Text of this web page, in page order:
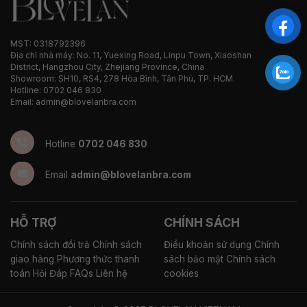
MST: 0318792396
Địa chỉ nhà máy: No. 11, Yuexing Road, Linpu Town, Xiaoshan
District, Hangzhou City, Zhejiang Province, China
Showroom: SH10, RS4, 278 Hòa Bình, Tân Phú, TP. HCM.
Hotline: 0702 046 830
Email: admin@blovelanbra.com
Hotline 0702 046 830
Email admin@blovelanbra.com
HỖ TRỢ
Chính sách đổi trả Chính sách
giao hàng Phương thức thanh
toán Hỏi Đáp FAQs Liên hệ
CHÍNH SÁCH
Điều khoản sử dụng Chính
sách bảo mật Chính sách
cookies